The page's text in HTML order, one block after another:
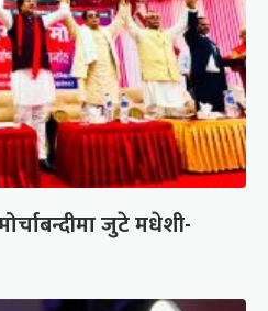
जुटे मधेशी-